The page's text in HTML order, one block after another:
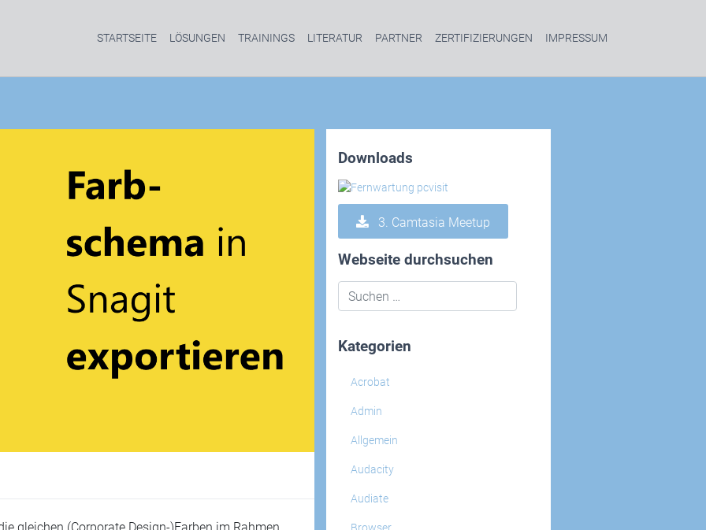
STARTSEITE LÖSUNGEN TRAININGS LITERATUR PARTNER ZERTIFIZIERUNGEN IMPRESSUM
Downloads
3. Camtasia Meetup
Webseite durchsuchen
Kategorien
Acrobat
Admin
Allgemein
Audacity
Audiate